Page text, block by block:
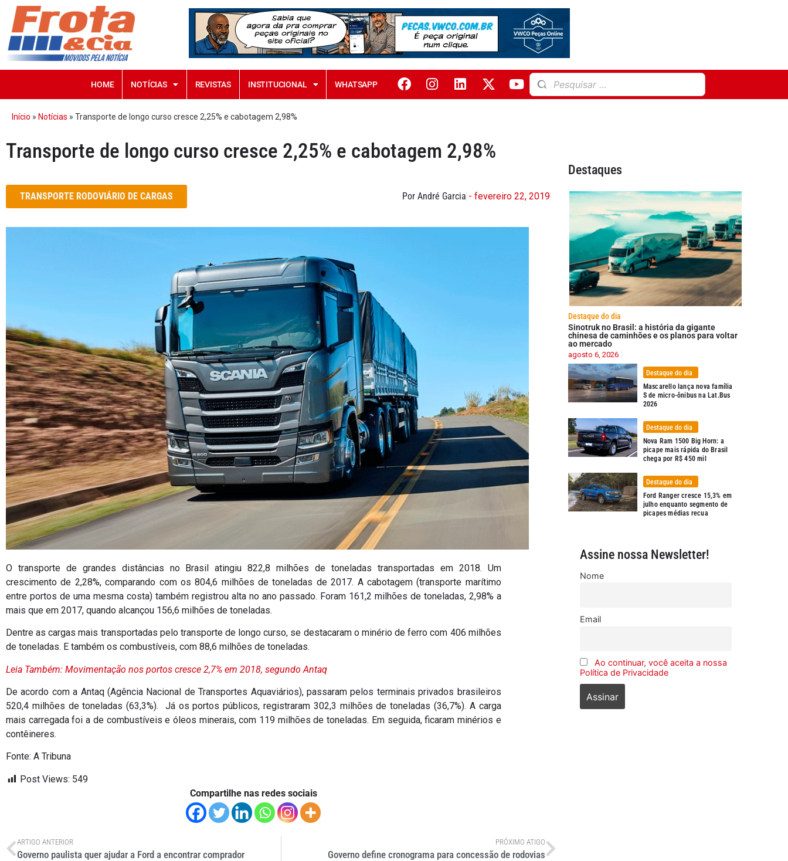
HOME NOTÍCIAS REVISTAS INSTITUCIONAL WHATSAPP
Início » Notícias » Transporte de longo curso cresce 2,25% e cabotagem 2,98%
Transporte de longo curso cresce 2,25% e cabotagem 2,98%
TRANSPORTE RODOVIÁRIO DE CARGAS Por André Garcia - fevereiro 22, 2019
O transporte de grandes distâncias no Brasil atingiu 822,8 milhões de toneladas transportadas em 2018. Um
crescimento de 2,28%, comparando com os 804,6 milhões de toneladas de 2017. A cabotagem (transporte marítimo
entre portos de uma mesma costa) também registrou alta no ano passado. Foram 161,2 milhões de toneladas, 2,98% a
mais que em 2017, quando alcançou 156,6 milhões de toneladas.
Dentre as cargas mais transportadas pelo transporte de longo curso, se destacaram o minério de ferro com 406 milhões
de toneladas. E também os combustíveis, com 88,6 milhões de toneladas.
Leia Também: Movimentação nos portos cresce 2,7% em 2018, segundo Antaq
De acordo com a Antaq (Agência Nacional de Transportes Aquaviários), passaram pelos terminais privados brasileiros
520,4 milhões de toneladas (63,3%). Já os portos públicos, registraram 302,3 milhões de toneladas (36,7%). A carga
mais carregada foi a de combustíveis e óleos minerais, com 119 milhões de toneladas. Em seguida, ficaram minérios e
contêineres.
Fonte: A Tribuna
Post Views: 549
Compartilhe nas redes sociais
ARTIGO ANTERIOR
Governo paulista quer ajudar a Ford a encontrar comprador
PRÓXIMO ATIGO
Governo define cronograma para concessão de rodovias
Destaques
Destaque do dia
Sinotruk no Brasil: a história da gigante
chinesa de caminhões e os planos para voltar
ao mercado
agosto 6, 2026
Destaque do dia
Mascarello lança nova família
S de micro-ônibus na Lat.Bus
2026
Destaque do dia
Nova Ram 1500 Big Horn: a
picape mais rápida do Brasil
chega por R$ 450 mil
Destaque do dia
Ford Ranger cresce 15,3% em
julho enquanto segmento de
picapes médias recua
Assine nossa Newsletter!
Nome
Email
Ao continuar, você aceita a nossa
Política de Privacidade